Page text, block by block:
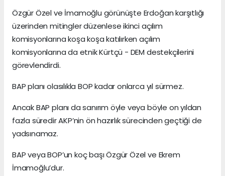
Özgür Özel ve İmamoğlu görünüşte Erdoğan karşıtlığı
üzerinden mitingler düzenlese ikinci açılım
komisyonlarına koşa koşa katılırken açılım
komisyonlarına da etnik Kürtçü - DEM destekçilerini
görevlendirdi.
BAP planı olasılıkla BOP kadar onlarca yıl sürmez.
Ancak BAP planı da sanırım öyle veya böyle on yıldan
fazla süredir AKP’nin ön hazırlık sürecinden geçtiği de
yadsınamaz.
BAP veya BOP’un koç başı Özgür Özel ve Ekrem
İmamoğlu’dur.